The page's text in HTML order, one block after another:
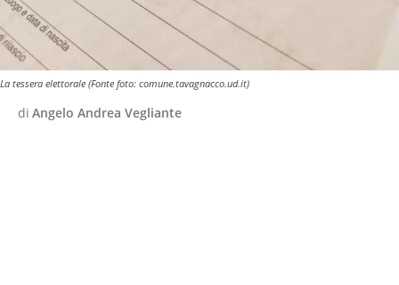
La tessera elettorale (Fonte foto: comune.tavagnacco.ud.it)
di Angelo Andrea Vegliante